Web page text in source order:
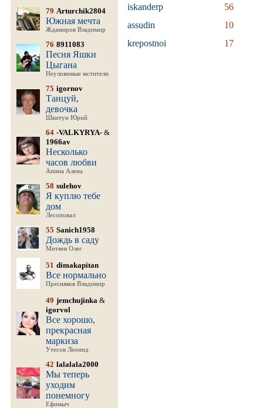
79 Arturchik2804
Южная мечта
Ждамиров Владимир
76 8911083
Песня Яшки
Цыгана
Неуловимые мстители
75 igornov
Танцуй,
девочка
Шкитун Юрий
64 -VALKYRYA- &
1966av
Несколько
часов любви
Апина Алена
58 sulehov
Я куплю тебе
дом
Лесоповал
55 Sanich1958
Дождь в саду
Митяев Олег
51 dimakapitan
Все нормально
Пресняков Владимир
49 jemchujinka &
igorvol
Все хорошо,
прекрасная
маркиза
Утесов Леонид
42 lalalala2000
Мы теперь
уходим
понемногу
Ефимыч
iskanderp
56
assudin
10
krepostnoi
17